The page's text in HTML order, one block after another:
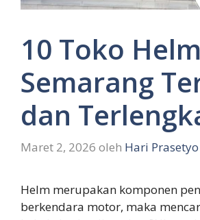
10 Toko
Semarang
dan
Maret 2, 2026 oleh Hari Prasetyo
Helm merupakan komponen
berkendara motor, maka